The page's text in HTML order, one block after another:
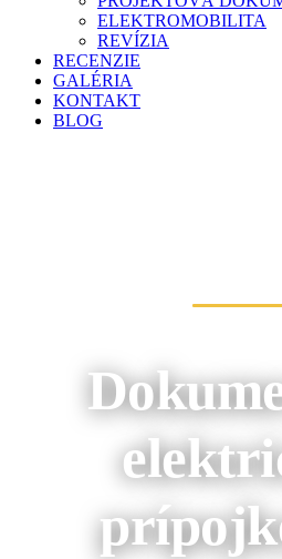
ELEKTROMOBILITA
REVÍZIA
RECENZIE
GALÉRIA
KONTAKT
BLOG